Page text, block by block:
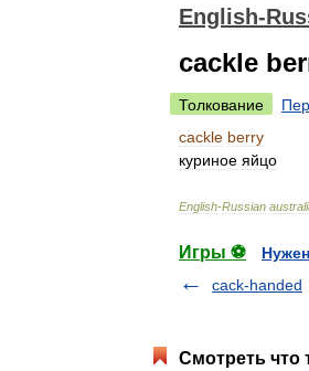
English-
cackle
Толкование
cackle berry
куриное яйцо
English-Russian
Игры ⚽
cack-handed
Смотреть что